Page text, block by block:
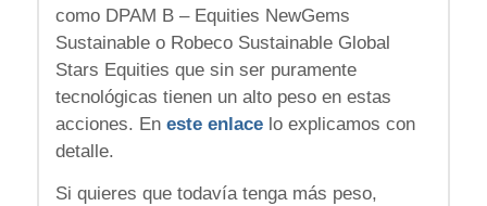
como DPAM B – Equities NewGems
Sustainable o Robeco Sustainable Global
Stars Equities que sin ser puramente
tecnológicas tienen un alto peso en estas
acciones. En este enlacelo explicamos con
detalle.
Si quieres que todavía tenga más peso,